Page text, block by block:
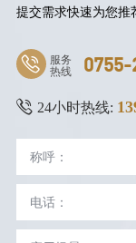
提交需求快速为您推
服务
热线 0755-
24小时热线: